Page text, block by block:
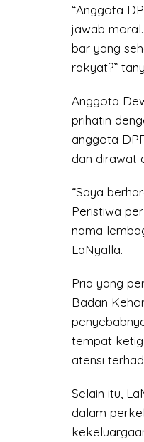
“Anggota
jawab
bar yang
rakyat?”
Anggota
prihatin
anggota
dan dirawat
“Saya
Peristiwa
nama
LaNyalla.
Pria yang
Badan
tempat
atensi
Selain itu,
dalam